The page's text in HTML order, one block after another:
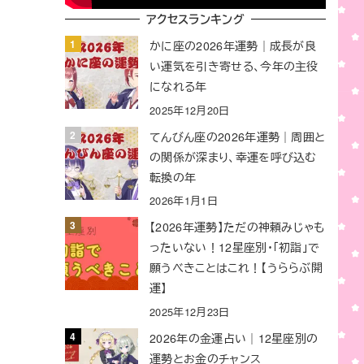
アクセスランキング
かに座の2026年運勢｜成長が良
い運気を引き寄せる、今年の主役
になれる年
2025年12月20日
てんびん座の2026年運勢｜周囲と
の関係が深まり、幸運を呼び込む
転換の年
2026年1月1日
【2026年運勢】ただの神頼みじゃも
ったいない！12星座別・「初詣」で
願うべきことはこれ！【うららぶ開
運】
2025年12月23日
2026年の金運占い｜12星座別の
運勢とお金のチャンス